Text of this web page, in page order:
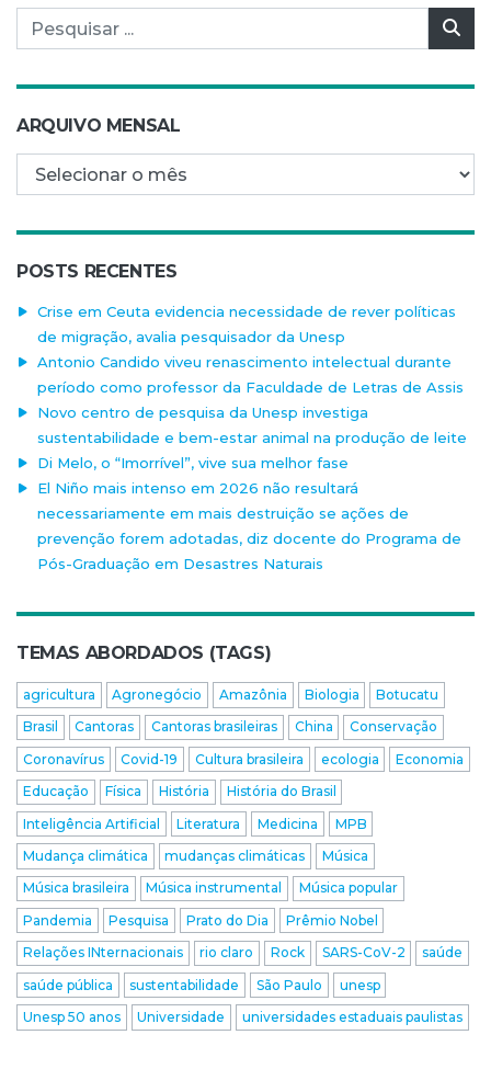
Pesquisar por:
ARQUIVO MENSAL
Arquivo mensal
POSTS RECENTES
Crise em Ceuta evidencia necessidade de rever políticas
de migração, avalia pesquisador da Unesp
Antonio Candido viveu renascimento intelectual durante
período como professor da Faculdade de Letras de Assis
Novo centro de pesquisa da Unesp investiga
sustentabilidade e bem-estar animal na produção de leite
Di Melo, o “Imorrível”, vive sua melhor fase
El Niño mais intenso em 2026 não resultará
necessariamente em mais destruição se ações de
prevenção forem adotadas, diz docente do Programa de
Pós-Graduação em Desastres Naturais
TEMAS ABORDADOS (TAGS)
agricultura Agronegócio Amazônia Biologia
Botucatu
Brasil
Cantoras Cantoras brasileiras China
Conservação
Coronavírus
Covid-19 Cultura brasileira ecologia
Economia
Educação
Física História
História do Brasil
Inteligência Artificial
Literatura Medicina
MPB
Mudança climática
mudanças climáticas
Música
Música brasileira
Música instrumental
Música popular
Pandemia
Pesquisa Prato do Dia
Prêmio Nobel
Relações INternacionais
rio claro Rock SARS-CoV-2
saúde
saúde pública
sustentabilidade São Paulo
unesp
Unesp 50 anos
Universidade universidades estaduais paulistas